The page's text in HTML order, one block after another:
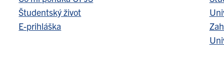
Študentský život
E-prihláška